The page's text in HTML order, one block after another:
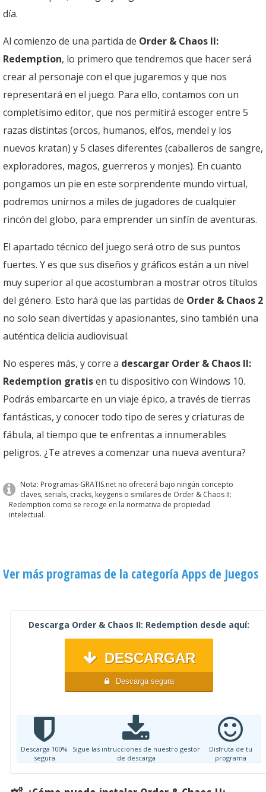
día.
Al comienzo de una partida de Order & Chaos II:
Redemption, lo primero que tendremos que hacer será
crear al personaje con el que jugaremos y que nos
representará en el juego. Para ello, contamos con un
completísimo editor, que nos permitirá escoger entre 5
razas distintas (orcos, humanos, elfos, mendel y los
nuevos kratan) y 5 clases diferentes (caballeros de sangre,
exploradores, magos, guerreros y monjes). En cuanto
pongamos un pie en este sorprendente mundo virtual,
podremos unirnos a miles de jugadores de cualquier
rincón del globo, para emprender un sinfín de aventuras.
El apartado técnico del juego será otro de sus puntos
fuertes. Y es que sus diseños y gráficos están a un nivel
muy superior al que acostumbran a mostrar otros títulos
del género. Esto hará que las partidas de Order & Chaos 2
no solo sean divertidas y apasionantes, sino también una
auténtica delicia audiovisual.
No esperes más, y corre a descargar Order & Chaos II:
Redemption gratisen tu dispositivo con Windows 10.
Podrás embarcarte en un viaje épico, a través de tierras
fantásticas, y conocer todo tipo de seres y criaturas de
fábula, al tiempo que te enfrentas a innumerables
peligros. ¿Te atreves a comenzar una nueva aventura?
Nota: Programas-GRATIS.net no ofrecerá bajo ningún concepto
claves, serials, cracks, keygens o similares de Order & Chaos II:
Redemption como se recoge en la normativa de propiedad
intelectual.
Ver más programas de la categoría Apps de Juegos
Descarga Order & Chaos II: Redemption desde aquí:
DESCARGAR
Descarga segura
Descarga 100%
segura
Sigue las intrucciones de nuestro gestor
de descarga
Disfruta de tu
programa